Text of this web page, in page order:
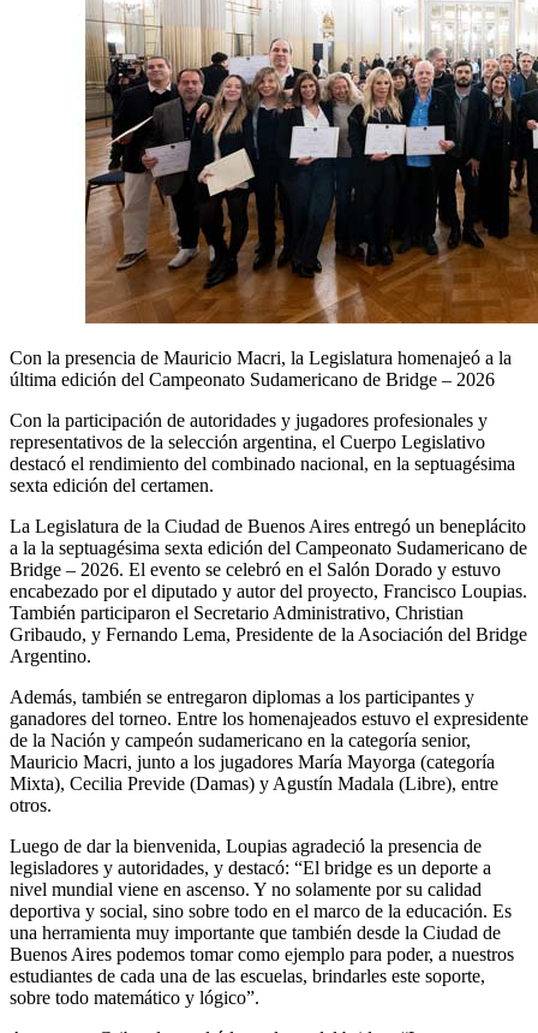
Con la presencia de Mauricio Macri, la Legislatura homenajeó a la
última edición del Campeonato Sudamericano de Bridge – 2026
Con la participación de autoridades y jugadores profesionales y
representativos de la selección argentina, el Cuerpo Legislativo
destacó el rendimiento del combinado nacional, en la septuagésima
sexta edición del certamen.
La Legislatura de la Ciudad de Buenos Aires entregó un beneplácito
a la la septuagésima sexta edición del Campeonato Sudamericano de
Bridge – 2026. El evento se celebró en el Salón Dorado y estuvo
encabezado por el diputado y autor del proyecto, Francisco Loupias.
También participaron el Secretario Administrativo, Christian
Gribaudo, y Fernando Lema, Presidente de la Asociación del Bridge
Argentino.
Además, también se entregaron diplomas a los participantes y
ganadores del torneo. Entre los homenajeados estuvo el expresidente
de la Nación y campeón sudamericano en la categoría senior,
Mauricio Macri, junto a los jugadores María Mayorga (categoría
Mixta), Cecilia Previde (Damas) y Agustín Madala (Libre), entre
otros.
Luego de dar la bienvenida, Loupias agradeció la presencia de
legisladores y autoridades, y destacó: “El bridge es un deporte a
nivel mundial viene en ascenso. Y no solamente por su calidad
deportiva y social, sino sobre todo en el marco de la educación. Es
una herramienta muy importante que también desde la Ciudad de
Buenos Aires podemos tomar como ejemplo para poder, a nuestros
estudiantes de cada una de las escuelas, brindarles este soporte,
sobre todo matemático y lógico”.